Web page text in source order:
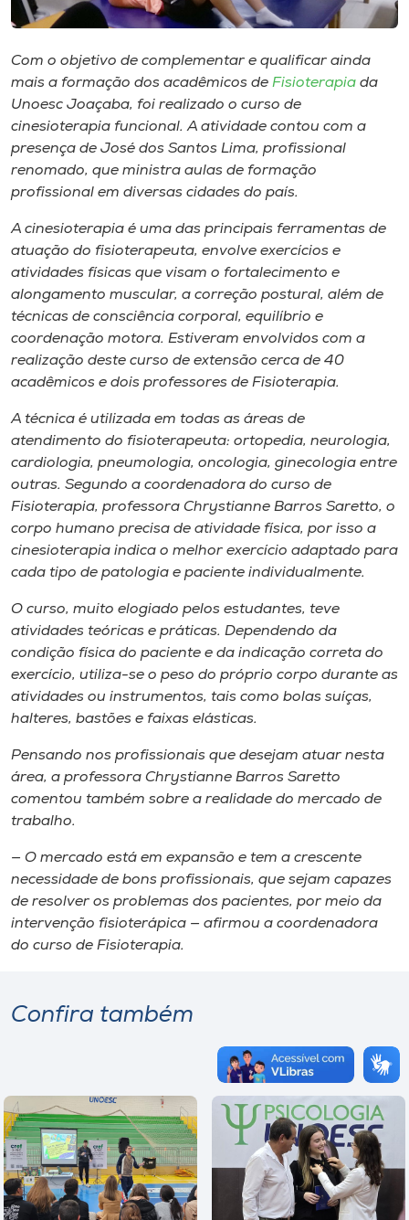
Unoesc
Store
Selecione
Com o objetivo de complementar e qualificar ainda
mais a formação dos acadêmicos de Fisioterapia da
Unoesc Joaçaba, foi realizado o curso de
cinesioterapia funcional. A atividade contou com a
presença de José dos Santos Lima, profissional
renomado, que ministra aulas de formação
profissional em diversas cidades do país.
A cinesioterapia é uma das principais ferramentas de
atuação do fisioterapeuta, envolve exercícios e
atividades físicas que visam o fortalecimento e
alongamento muscular, a correção postural, além de
técnicas de consciência corporal, equilíbrio e
coordenação motora. Estiveram envolvidos com a
realização deste curso de extensão cerca de 40
acadêmicos e dois professores de Fisioterapia.
A técnica é utilizada em todas as áreas de
atendimento do fisioterapeuta: ortopedia, neurologia,
cardiologia, pneumologia, oncologia, ginecologia entre
outras. Segundo a coordenadora do curso de
Fisioterapia, professora Chrystianne Barros Saretto, o
corpo humano precisa de atividade física, por isso a
cinesioterapia indica o melhor exercício adaptado para
cada tipo de patologia e paciente individualmente.
O curso, muito elogiado pelos estudantes, teve
atividades teóricas e práticas. Dependendo da
condição física do paciente e da indicação correta do
exercício, utiliza-se o peso do próprio corpo durante as
atividades ou instrumentos, tais como bolas suíças,
halteres, bastões e faixas elásticas.
Pensando nos profissionais que desejam atuar nesta
área, a professora Chrystianne Barros Saretto
comentou também sobre a realidade do mercado de
trabalho.
— O mercado está em expansão e tem a crescente
necessidade de bons profissionais, que sejam capazes
de resolver os problemas dos pacientes, por meio da
intervenção fisioterápica — afirmou a coordenadora
do curso de Fisioterapia.
Confira também